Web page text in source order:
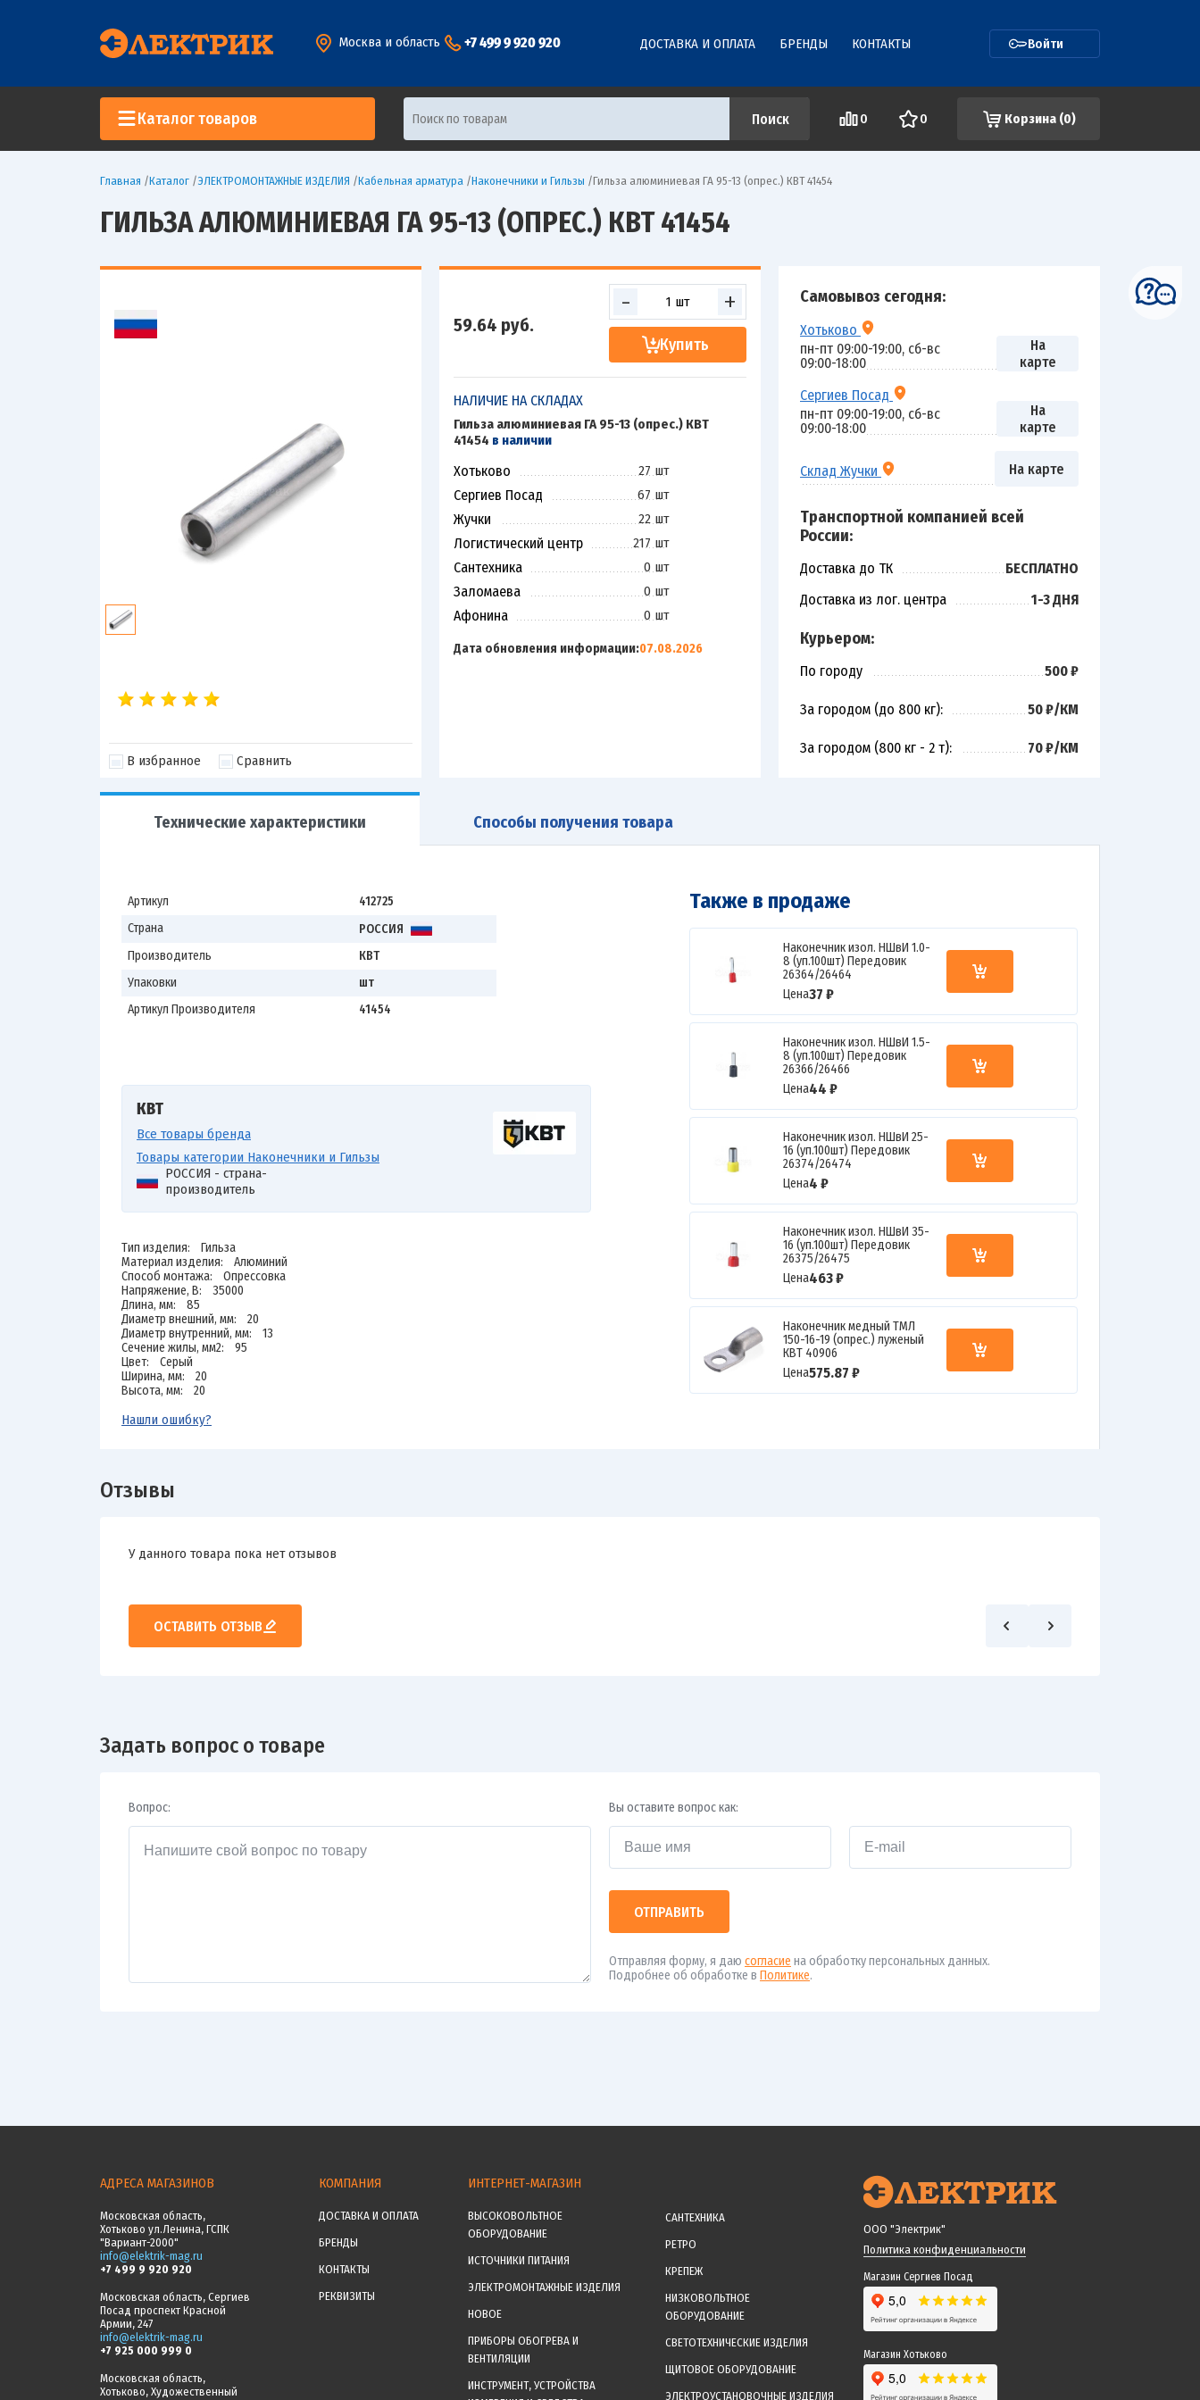
Москва и область +7 499 9 920 920 ДОСТАВКА И ОПЛАТА БРЕНДЫ КОНТАКТЫ Войти
Каталог товаров 0 0 Корзина (0)
Главная /Каталог /ЭЛЕКТРОМОНТАЖНЫЕ ИЗДЕЛИЯ /Кабельная арматура /Наконечники и Гильзы /Гильза алюминиевая ГА 95-13 (опрес.) КВТ 41454
ГИЛЬЗА АЛЮМИНИЕВАЯ ГА 95-13 (ОПРЕС.) КВТ 41454
В избранное Сравнить
59.64 руб.
- +
Купить
НАЛИЧИЕ НА СКЛАДАХ
Гильза алюминиевая ГА 95-13 (опрес.) КВТ
41454 в наличии
Хотьково 27 шт
Сергиев Посад 67 шт
Жучки 22 шт
Логистический центр 217 шт
Сантехника 0 шт
Заломаева 0 шт
Афонина 0 шт
Дата обновления информации:07.08.2026
Самовывоз сегодня:
Хотьково
пн-пт 09:00-19:00, сб-вс
09:00-18:00
На
карте
Сергиев Посад
пн-пт 09:00-19:00, сб-вс
09:00-18:00
На
карте
Склад Жучки На карте
Транспортной компанией всей
России:
Доставка до ТК
БЕСПЛАТНО
Доставка из лог. центра
1-3 ДНЯ
Курьером:
По городу 500 ₽
За городом (до 800 кг): 50 ₽/КМ
За городом (800 кг - 2 т): 70 ₽/КМ
Технические характеристики Способы получения товара
Артикул
412725
Страна
РОССИЯ
Производитель
КВТ
Упаковки
шт
Артикул Производителя
41454
КВТ
Все товары бренда
Товары категории Наконечники и Гильзы
РОССИЯ - страна-
производитель
Тип изделия: Гильза
Материал изделия: Алюминий
Способ монтажа: Опрессовка
Напряжение, В: 35000
Длина, мм: 85
Диаметр внешний, мм: 20
Диаметр внутренний, мм: 13
Сечение жилы, мм2: 95
Цвет: Серый
Ширина, мм: 20
Высота, мм: 20
Также в продаже
Наконечник изол. НШвИ 1.0-
8 (уп.100шт) Передовик
26364/26464
Цена37 ₽
Наконечник изол. НШвИ 1.5-
8 (уп.100шт) Передовик
26366/26466
Цена44 ₽
Наконечник изол. НШвИ 25-
16 (уп.100шт) Передовик
26374/26474
Цена4 ₽
Наконечник изол. НШвИ 35-
16 (уп.100шт) Передовик
26375/26475
Цена463 ₽
Наконечник медный ТМЛ
150-16-19 (опрес.) луженый
КВТ 40906
Цена575.87 ₽
Нашли ошибку?
Отзывы
У данного товара пока нет отзывов
ОСТАВИТЬ ОТЗЫВ
Задать вопрос о товаре
Вопрос: Вы оставите вопрос как:
ОТПРАВИТЬ
Отправляя форму, я даю согласие на обработку персональных данных.
Подробнее об обработке в Политике.
АДРЕСА МАГАЗИНОВ
Московская область,
Хотьково ул.Ленина, ГСПК
"Вариант-2000"
info@elektrik-mag.ru
+7 499 9 920 920
Московская область, Сергиев
Посад проспект Красной
Армии, 247
info@elektrik-mag.ru
+7 925 000 999 0
Московская область,
Хотьково, Художественный
КОМПАНИЯ
ДОСТАВКА И ОПЛАТА
БРЕНДЫ
КОНТАКТЫ
РЕКВИЗИТЫ
ИНТЕРНЕТ-МАГАЗИН
ВЫСОКОВОЛЬТНОЕ
ОБОРУДОВАНИЕ
ИСТОЧНИКИ ПИТАНИЯ
ЭЛЕКТРОМОНТАЖНЫЕ ИЗДЕЛИЯ
НОВОЕ
ПРИБОРЫ ОБОГРЕВА И
ВЕНТИЛЯЦИИ
ИНСТРУМЕНТ, УСТРОЙСТВА
САНТЕХНИКА
РЕТРО
КРЕПЕЖ
НИЗКОВОЛЬТНОЕ
ОБОРУДОВАНИЕ
СВЕТОТЕХНИЧЕСКИЕ ИЗДЕЛИЯ
ЩИТОВОЕ ОБОРУДОВАНИЕ
ЭЛЕКТРОУСТАНОВОЧНЫЕ ИЗДЕЛИЯ
ООО "Электрик"
Политика конфиденциальности
Магазин Сергиев Посад
Магазин Хотьково